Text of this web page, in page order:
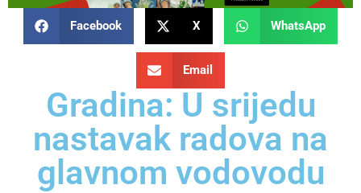
Facebook X WhatsApp
Email
Gradina: U srijedu
nastavak radova na
glavnom vodovodu